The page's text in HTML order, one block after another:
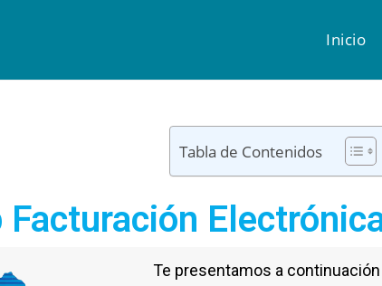
Inicio
Tabla de Contenidos
Facturación
Te presentamos a